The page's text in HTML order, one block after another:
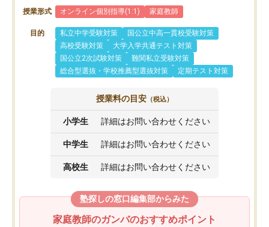
授業形式 オンライン個別指導(1:1) 家庭教師
目的 私立中学受験対策
国公立中高一貫校受験対策
高校受験対策
大学入学共通テスト対策
国公立2次試験対策
難関私立受験対策
総合型選抜・学校推薦型選抜対策
定期テスト対策
授業料の目安 （税込）
小学生 詳細はお問い合わせください
中学生 詳細はお問い合わせください
高校生 詳細はお問い合わせください
塾探しの窓口編集部からみた
家庭教師のガンバのおすすめポイント